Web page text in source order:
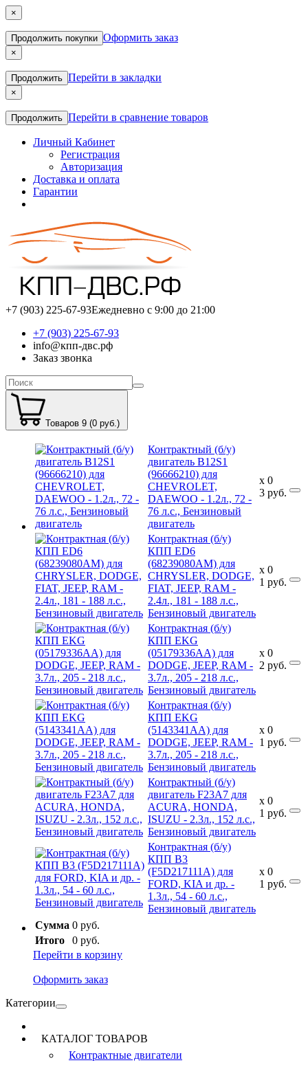
×
Продолжить покупки Оформить заказ
×
Продолжить Перейти в закладки
×
Продолжить Перейти в сравнение товаров
Личный Кабинет
Регистрация
Авторизация
Доставка и оплата
Гарантии
+7 (903) 225-67-93Ежедневно с 9:00 до 21:00
+7 (903) 225-67-93
info@кпп-двс.рф
Заказ звонка
Товаров 9 (0 руб.)
Контрактный (б/у)
двигатель B12S1
(96666210) для
CHEVROLET,
DAEWOO - 1.2л., 72 -
76 л.с., Бензиновый
двигатель
x
3
0
руб.
Контрактная (б/у)
КПП ED6
(68239080AM) для
CHRYSLER, DODGE,
FIAT, JEEP, RAM -
2.4л., 181 - 188 л.с.,
Бензиновый двигатель
x
1
0
руб.
Контрактная (б/у)
КПП EKG
(05179336AA) для
DODGE, JEEP, RAM -
3.7л., 205 - 218 л.с.,
Бензиновый двигатель
x
2
0
руб.
Контрактная (б/у)
КПП EKG
(5143341AA) для
DODGE, JEEP, RAM -
3.7л., 205 - 218 л.с.,
Бензиновый двигатель
x
1
0
руб.
Контрактный (б/у)
двигатель F23A7 для
ACURA, HONDA,
ISUZU - 2.3л., 152 л.с.,
Бензиновый двигатель
x
1
0
руб.
Контрактная (б/у)
КПП B3
(F5D217111A) для
FORD, KIA и др. -
1.3л., 54 - 60 л.с.,
Бензиновый двигатель
x
1
0
руб.
Сумма 0 руб.
Итого
0 руб.
Перейти в корзину
Оформить заказ
Категории
КАТАЛОГ ТОВАРОВ
Контрактные двигатели